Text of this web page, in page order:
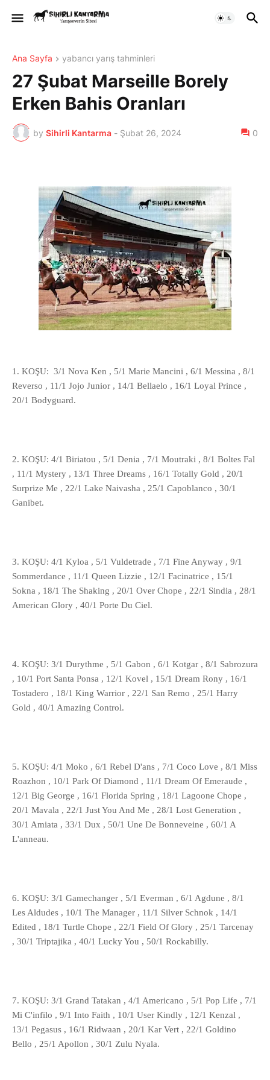
Ana Sayfa yabancı yarış tahminleri
27 Şubat Marseille Borely
Erken Bahis Oranları
by Sihirli Kantarma - Şubat 26, 2024 0
1. KOŞU: 3/1 Nova Ken , 5/1 Marie Mancini , 6/1 Messina , 8/1
Reverso , 11/1 Jojo Junior , 14/1 Bellaelo , 16/1 Loyal Prince ,
20/1 Bodyguard.
2. KOŞU: 4/1 Biriatou , 5/1 Denia , 7/1 Moutraki , 8/1 Boltes Fal
, 11/1 Mystery , 13/1 Three Dreams , 16/1 Totally Gold , 20/1
Surprize Me , 22/1 Lake Naivasha , 25/1 Capoblanco , 30/1
Ganibet.
3. KOŞU: 4/1 Kyloa , 5/1 Vuldetrade , 7/1 Fine Anyway , 9/1
Sommerdance , 11/1 Queen Lizzie , 12/1 Facinatrice , 15/1
Sokna , 18/1 The Shaking , 20/1 Over Chope , 22/1 Sindia , 28/1
American Glory , 40/1 Porte Du Ciel.
4. KOŞU: 3/1 Durythme , 5/1 Gabon , 6/1 Kotgar , 8/1 Sabrozura
, 10/1 Port Santa Ponsa , 12/1 Kovel , 15/1 Dream Rony , 16/1
Tostadero , 18/1 King Warrior , 22/1 San Remo , 25/1 Harry
Gold , 40/1 Amazing Control.
5. KOŞU: 4/1 Moko , 6/1 Rebel D'ans , 7/1 Coco Love , 8/1 Miss
Roazhon , 10/1 Park Of Diamond , 11/1 Dream Of Emeraude ,
12/1 Big George , 16/1 Florida Spring , 18/1 Lagoone Chope ,
20/1 Mavala , 22/1 Just You And Me , 28/1 Lost Generation ,
30/1 Amiata , 33/1 Dux , 50/1 Une De Bonneveine , 60/1 A
L'anneau.
6. KOŞU: 3/1 Gamechanger , 5/1 Everman , 6/1 Agdune , 8/1
Les Aldudes , 10/1 The Manager , 11/1 Silver Schnok , 14/1
Edited , 18/1 Turtle Chope , 22/1 Field Of Glory , 25/1 Tarcenay
, 30/1 Triptajika , 40/1 Lucky You , 50/1 Rockabilly.
7. KOŞU: 3/1 Grand Tatakan , 4/1 Americano , 5/1 Pop Life , 7/1
Mi C'infilo , 9/1 Into Faith , 10/1 User Kindly , 12/1 Kenzal ,
13/1 Pegasus , 16/1 Ridwaan , 20/1 Kar Vert , 22/1 Goldino
Bello , 25/1 Apollon , 30/1 Zulu Nyala.